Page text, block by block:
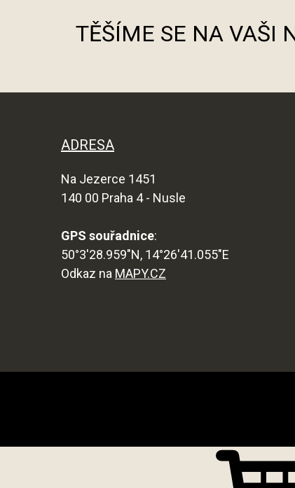
TĚŠÍME SE NA VAŠI
ADRESA
Na Jezerce 1451
140 00 Praha 4 - Nusle
GPS souřadnice:
50°3'28.959"N, 14°26'41.055"E
Odkaz na MAPY.CZ